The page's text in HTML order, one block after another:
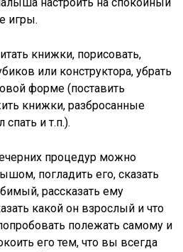
игры.
книжки, порисовать,
или конструктора, убрать
форме (поставить
книжки, разбросанные
и т.п.).
процедур можно
погладить его, сказать
рассказать ему
какой он взрослый и что
полежать самому и
его тем, что вы всегда